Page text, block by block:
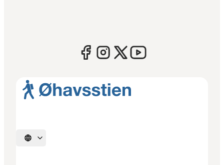
Vælg sprog